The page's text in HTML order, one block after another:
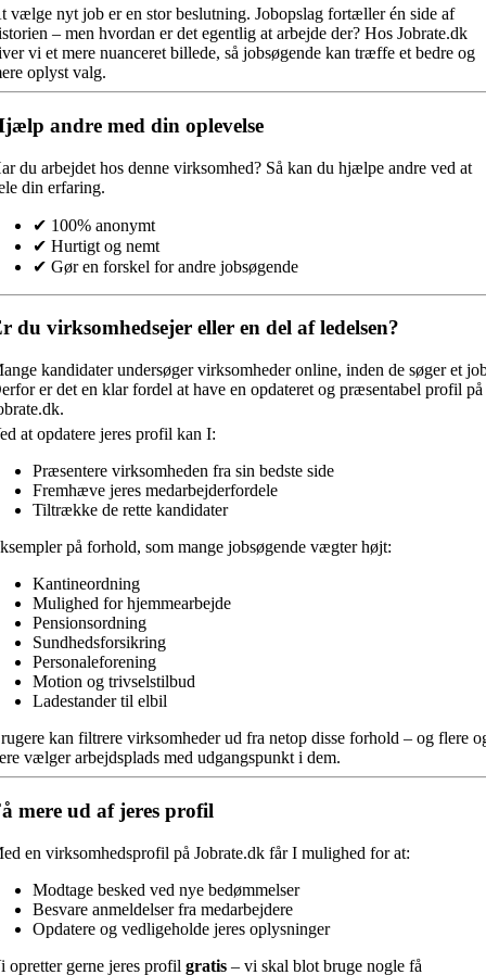
vælge nyt job er en stor beslutning. Jobopslag fortæller én side af
– men hvordan er det egentlig at arbejde der? Hos Jobrate.dk
vi et mere nuanceret billede, så jobsøgende kan træffe et bedre og
oplyst valg.
andre med din oplevelse
du arbejdet hos denne virksomhed? Så kan du hjælpe andre ved at
din erfaring.
✔ 100% anonymt
✔ Hurtigt og nemt
✔ Gør en forskel for andre jobsøgende
du virksomhedsejer eller en del af ledelsen?
kandidater undersøger virksomheder online, inden de søger et
er det en klar fordel at have en opdateret og præsentabel profil på
at opdatere jeres profil kan I:
Præsentere virksomheden fra sin bedste side
Fremhæve jeres medarbejderfordele
Tiltrække de rette kandidater
på forhold, som mange jobsøgende vægter højt:
Kantineordning
Mulighed for hjemmearbejde
Pensionsordning
Sundhedsforsikring
Personaleforening
Motion og trivselstilbud
Ladestander til elbil
kan filtrere virksomheder ud fra netop disse forhold – og flere
vælger arbejdsplads med udgangspunkt i dem.
mere ud af jeres profil
en virksomhedsprofil på Jobrate.dk får I mulighed for at:
Modtage besked ved nye bedømmelser
Besvare anmeldelser fra medarbejdere
Opdatere og vedligeholde jeres oplysninger
opretter gerne jeres profilgratis – vi skal blot bruge nogle få